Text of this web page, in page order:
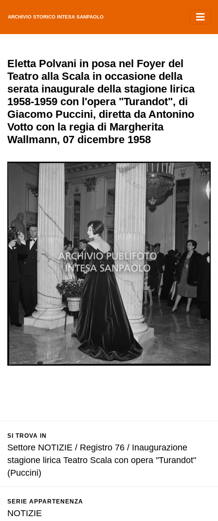
ARCHIVIO STORICO INTESA SANPAOLO
Eletta Polvani in posa nel Foyer del
Teatro alla Scala in occasione della
serata inaugurale della stagione lirica
1958-1959 con l'opera "Turandot", di
Giacomo Puccini, diretta da Antonino
Votto con la regia di Margherita
Wallmann, 07 dicembre 1958
SI TROVA IN
Settore NOTIZIE / Registro 76 / Inaugurazione
stagione lirica Teatro Scala con opera "Turandot"
(Puccini)
SERIE APPARTENENZA
NOTIZIE